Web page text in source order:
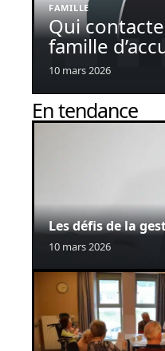
FAMILLE
Qui
famille
10 mars 2026
En tendance
Les défis de la
10 mars 2026